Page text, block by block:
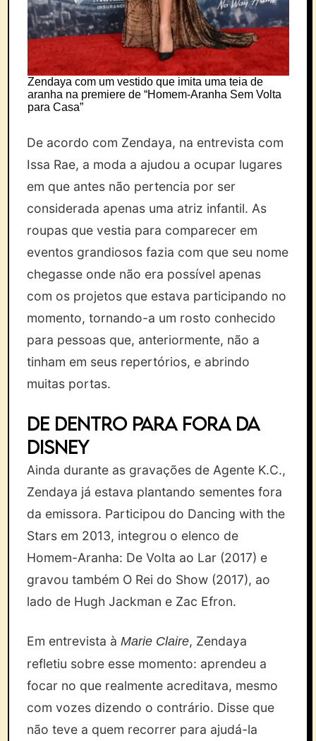
Zendaya com um vestido que imita uma teia de
aranha na premiere de “Homem-Aranha Sem Volta
para Casa”
De acordo com Zendaya, na entrevista com
Issa Rae, a moda a ajudou a ocupar lugares
em que antes não pertencia por ser
considerada apenas uma atriz infantil. As
roupas que vestia para comparecer em
eventos grandiosos fazia com que seu nome
chegasse onde não era possível apenas
com os projetos que estava participando no
momento, tornando-a um rosto conhecido
para pessoas que, anteriormente, não a
tinham em seus repertórios, e abrindo
muitas portas.
De dentro para fora da
Disney
Ainda durante as gravações de Agente K.C.,
Zendaya já estava plantando sementes fora
da emissora. Participou do Dancing with the
Stars em 2013, integrou o elenco de
Homem-Aranha: De Volta ao Lar (2017) e
gravou também O Rei do Show (2017), ao
lado de Hugh Jackman e Zac Efron.
Em entrevista àMarie Claire, Zendaya
refletiu sobre esse momento: aprendeu a
focar no que realmente acreditava, mesmo
com vozes dizendo o contrário. Disse que
não teve a quem recorrer para ajudá-la